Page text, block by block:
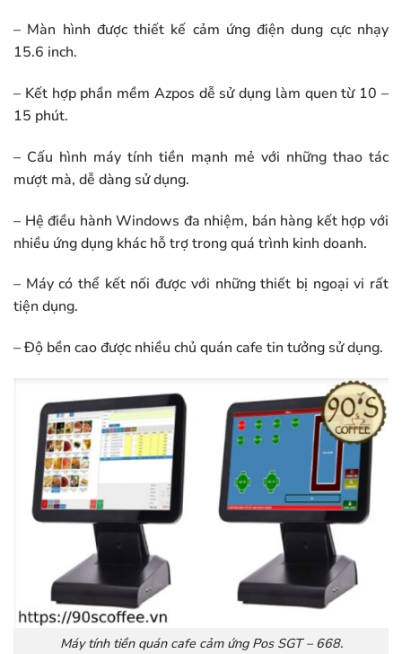
– Màn hình được thiết kế cảm ứng điện dung cực nhạy
15.6 inch.
– Kết hợp phần mềm Azpos dễ sử dụng làm quen từ 10 –
15 phút.
– Cấu hình máy tính tiền mạnh mẻ với những thao tác
mượt mà, dễ dàng sử dụng.
– Hệ điều hành Windows đa nhiệm, bán hàng kết hợp với
nhiều ứng dụng khác hỗ trợ trong quá trình kinh doanh.
– Máy có thể kết nối được với những thiết bị ngoại vi rất
tiện dụng.
– Độ bền cao được nhiều chủ quán cafe tin tưởng sử dụng.
Máy tính tiền quán cafe cảm ứng Pos SGT – 668.